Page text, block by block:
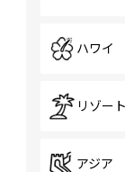
ハワイ
リゾート
アジア